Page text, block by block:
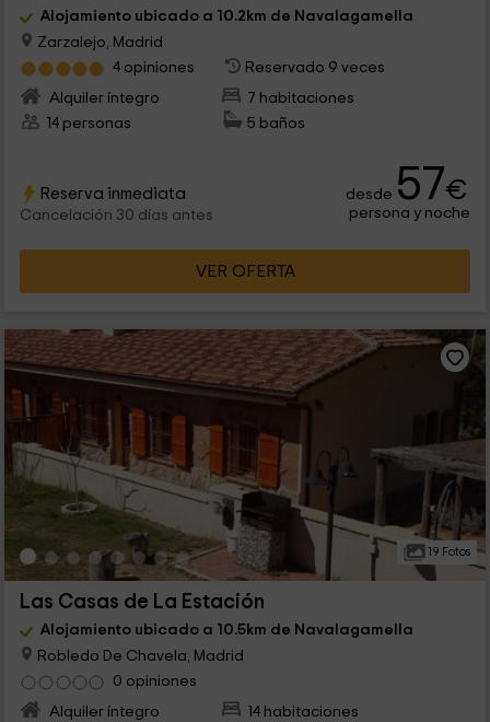
Alojamiento ubicado a 10.2km de Navalagamella
Zarzalejo, Madrid
4 opiniones
Reservado 9 veces
Alquiler íntegro
7 habitaciones
14 personas
5 baños
Reserva inmediata
Cancelación 30 días antes
desde 57€
persona y noche
VER OFERTA
19 Fotos
Las Casas de La Estación
Alojamiento ubicado a 10.5km de Navalagamella
Robledo De Chavela, Madrid
0 opiniones
Alquiler íntegro
14 habitaciones